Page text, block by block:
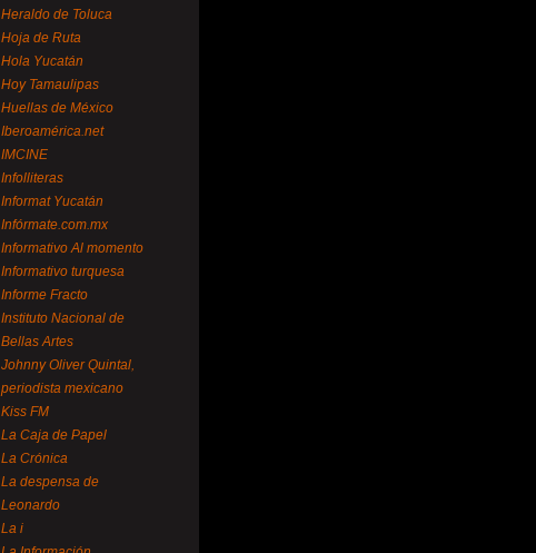
Heraldo de Toluca
Hoja de Ruta
Hola Yucatán
Hoy Tamaulipas
Huellas de México
Iberoamérica.net
IMCINE
Infolliteras
Informat Yucatán
Infórmate.com.mx
Informativo Al momento
Informativo turquesa
Informe Fracto
Instituto Nacional de
Bellas Artes
Johnny Oliver Quintal,
periodista mexicano
Kiss FM
La Caja de Papel
La Crónica
La despensa de
Leonardo
La i